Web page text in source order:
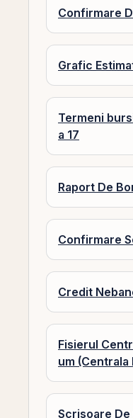
Confirmare
Grafic
Termeni
a 17
Raport De
Confirmare
Credit
Fisierul
um (Centrala
Scrisoare